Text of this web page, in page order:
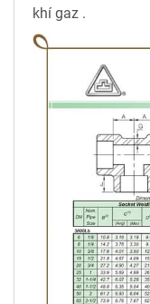
khí gaz .